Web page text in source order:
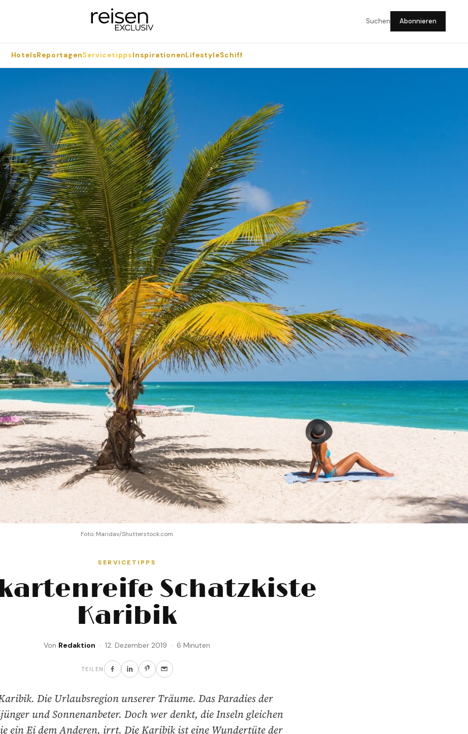
Suchen Abonnieren
HotelsReportagenServicetippsInspirationenLifestyleSchiff
Foto: Maridav/Shutterstock.com
SERVICETIPPS
Schatzkiste
Karibik
Von Redaktion · 12. Dezember 2019 · 6 Minuten
TEILEN
Die Urlaubsregion unserer Träume. Das Paradies der
und Sonnenanbeter. Doch wer denkt, die Inseln gleichen
ein Ei dem Anderen, irrt. Die Karibik ist eine Wundertüte der